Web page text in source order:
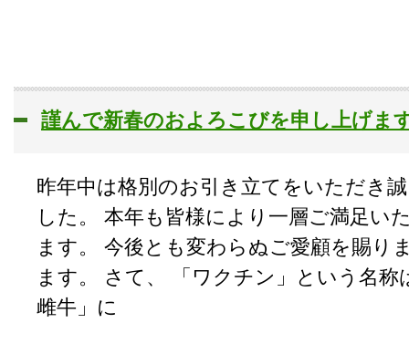
謹んで新春のおよろこびを申し上げま
昨年中は格別のお引き立てをいただき
した。 本年も皆様により一層ご満足い
ます。 今後とも変わらぬご愛顧を賜り
ます。 さて、 「ワクチン」という名称
雌牛」に